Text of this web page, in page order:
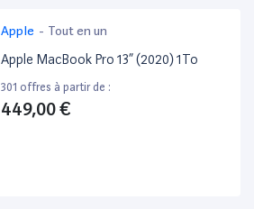
Apple - Tout en un
Apple MacBook Pro 13” (2020) 1To
301 offres à partir de :
449,00 €